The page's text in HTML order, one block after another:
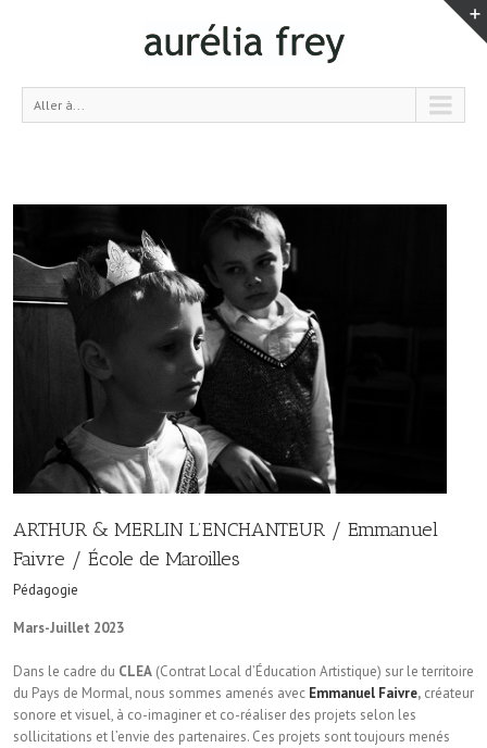
Aller à...
ARTHUR & MERLIN L’ENCHANTEUR / Emmanuel
Faivre / École de Maroilles
Pédagogie
Mars-Juillet 2023
Dans le cadre du CLEA (Contrat Local d’Éducation Artistique) sur le territoire
du Pays de Mormal, nous sommes amenés avec Emmanuel Faivre, créateur
sonore et visuel, à co-imaginer et co-réaliser des projets selon les
sollicitations et l’envie des partenaires. Ces projets sont toujours menés